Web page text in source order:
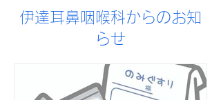
伊達耳鼻咽喉科からのお知
らせ